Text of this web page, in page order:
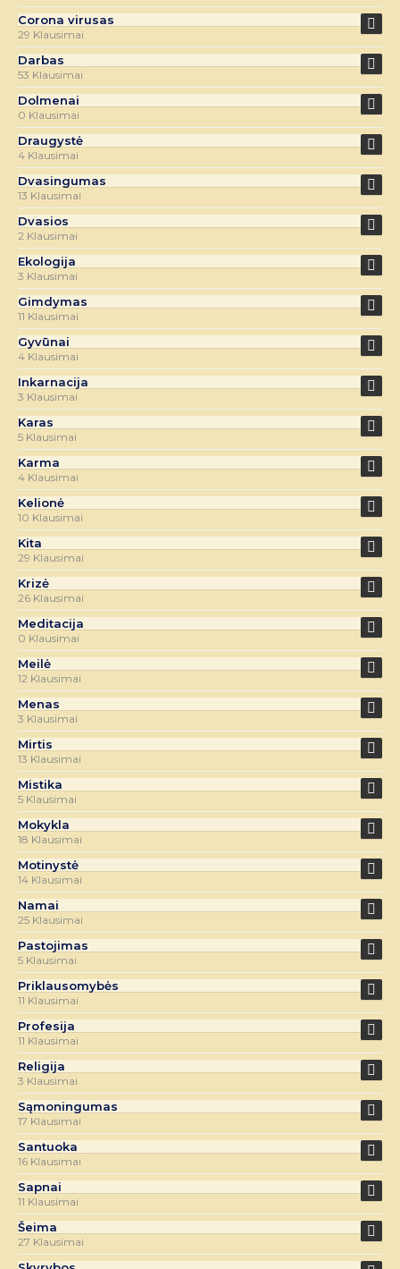
Corona virusas
29 Klausimai
Darbas
53 Klausimai
Dolmenai
0 Klausimai
Draugystė
4 Klausimai
Dvasingumas
13 Klausimai
Dvasios
2 Klausimai
Ekologija
3 Klausimai
Gimdymas
11 Klausimai
Gyvūnai
4 Klausimai
Inkarnacija
3 Klausimai
Karas
5 Klausimai
Karma
4 Klausimai
Kelionė
10 Klausimai
Kita
29 Klausimai
Krizė
26 Klausimai
Meditacija
0 Klausimai
Meilė
12 Klausimai
Menas
3 Klausimai
Mirtis
13 Klausimai
Mistika
5 Klausimai
Mokykla
18 Klausimai
Motinystė
14 Klausimai
Namai
25 Klausimai
Pastojimas
5 Klausimai
Priklausomybės
11 Klausimai
Profesija
11 Klausimai
Religija
3 Klausimai
Sąmoningumas
17 Klausimai
Santuoka
16 Klausimai
Sapnai
11 Klausimai
Šeima
27 Klausimai